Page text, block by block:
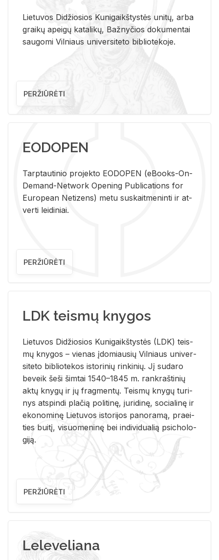
Lietuvos Didžiosios Kunigaikštystės unitų, arba
graikų apeigų katalikų, Bažnyčios dokumentai
saugomi Vilniaus universiteto bibliotekoje.
PERŽIŪRĖTI
EODOPEN
Tarp­tau­ti­nio pro­jek­to EO­DO­PEN (eBo­oks-On-
De­mand-Ne­twork Ope­ning Pub­li­ca­tions for
Eu­ro­pe­an Ne­ti­zens) metu su­skait­me­nin­ti ir at­
ver­ti lei­di­niai.
PERŽIŪRĖTI
LDK teismų knygos
Lie­tu­vos Di­džio­sios Ku­ni­gaikš­tys­tės (LDK) teis­
mų kny­gos – vie­nas įdo­miau­sių Vil­niaus uni­ver­
si­te­to bi­b­lio­te­kos is­to­ri­nių rin­ki­nių. Jį su­da­ro
be­veik šeši šim­tai 1540–1845 m. rank­raš­ti­nių
aktų kny­gų ir jų frag­men­tų. Teis­mų kny­gų tu­ri­
nys at­spin­di pla­čią po­li­ti­nę, ju­ri­di­nę, so­cia­li­nę ir
eko­no­mi­nę Lie­tu­vos is­to­ri­jos pa­no­ra­mą, pra­ei­
ties bui­tį, vi­suo­me­ni­nę bei in­di­vi­dua­lią psi­cho­lo­
gi­ją.
PERŽIŪRĖTI
Leleveliana